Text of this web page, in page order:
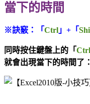
當下的時間
※訣竅：「Ctrl 」+「
同時按住鍵盤上的「Ctrl
就會出現當下的時間了：